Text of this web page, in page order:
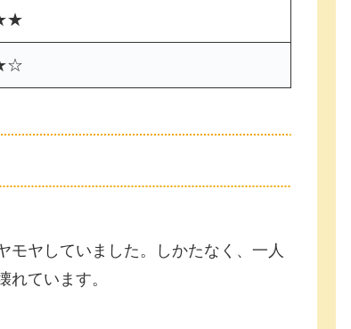
モヤしていました。しかたなく、一人
ています。